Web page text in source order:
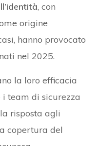
, con
origine
hanno provocato
nel 2025.
la loro efficacia
i team di sicurezza
risposta agli
copertura del